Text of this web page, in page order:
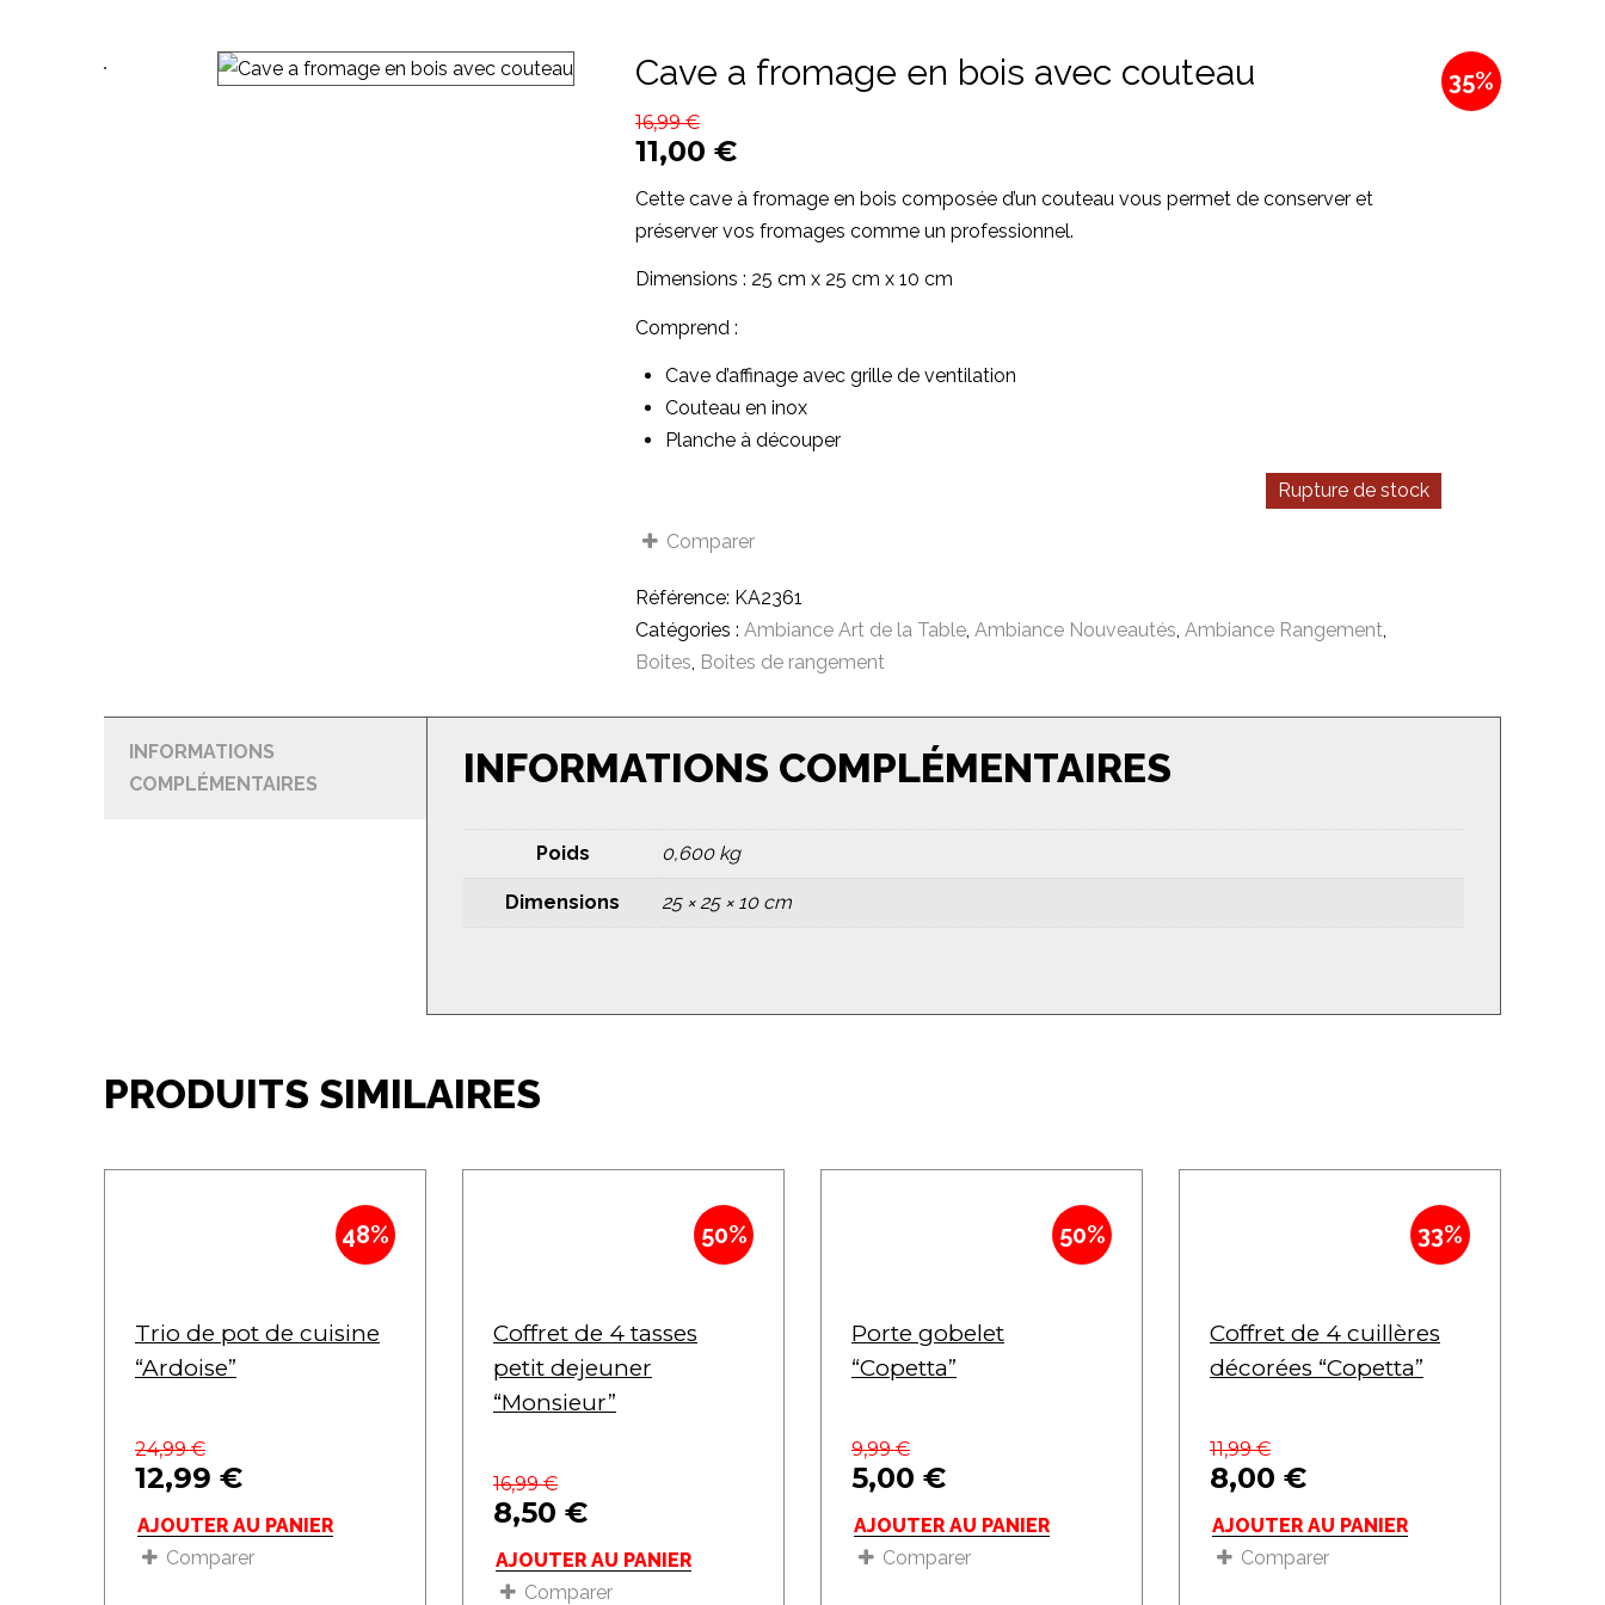
35%
Cave a fromage en bois avec couteau
16,99€
11,00 €
Cette cave à fromage en bois composée d’un couteau vous permet de conserver et
préserver vos fromages comme un professionnel.
Dimensions : 25 cm x 25 cm x 10 cm
Comprend :
Cave d’affinage avec grille de ventilation
Couteau en inox
Planche à découper
Rupture de stock
Comparer
Référence: KA2361
Catégories : Ambiance Art de la Table, Ambiance Nouveautés, Ambiance Rangement,
Boites, Boites de rangement
INFORMATIONS
COMPLÉMENTAIRES
INFORMATIONS COMPLÉMENTAIRES
Poids 0,600 kg
Dimensions 25 × 25 × 10 cm
PRODUITS SIMILAIRES
48%
Trio de pot de cuisine
“Ardoise”
24,99€
12,99 €
AJOUTER AU PANIER
Comparer
50%
Coffret de 4 tasses
petit dejeuner
“Monsieur”
16,99€
8,50 €
AJOUTER AU PANIER
Comparer
50%
Porte gobelet
“Copetta”
9,99€
5,00 €
AJOUTER AU PANIER
Comparer
33%
Coffret de 4 cuillères
décorées “Copetta”
11,99€
8,00 €
AJOUTER AU PANIER
Comparer